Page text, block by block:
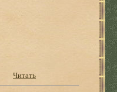
Читать